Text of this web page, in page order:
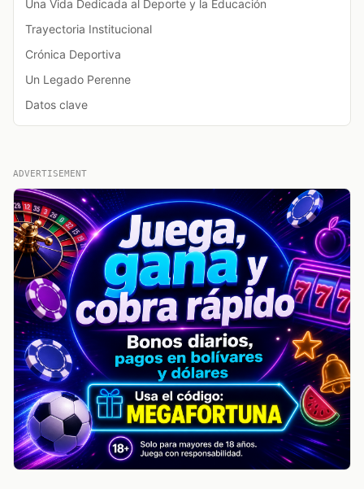
Una Vida Dedicada al Deporte y la Educación
Trayectoria Institucional
Crónica Deportiva
Un Legado Perenne
Datos clave
ADVERTISEMENT